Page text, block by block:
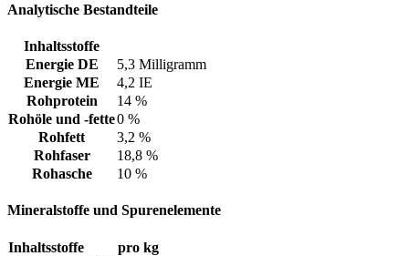
Analytische Bestandteile
Inhaltsstoffe
Energie DE
5,3 Milligramm
Energie ME
4,2 IE
Rohprotein
14 %
Rohöle und -fette0 %
Rohfett
3,2 %
Rohfaser
18,8 %
Rohasche
10 %
Mineralstoffe und Spurenelemente
Inhaltsstoffe
pro kg